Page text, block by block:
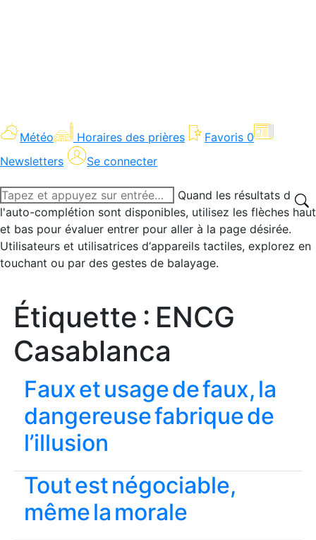
Météo Horaires des prières Favoris 0
Newsletters
Se connecter
Recherche
:
Quand les résultats de
l'auto-complétion sont disponibles, utilisez les flèches haut
et bas pour évaluer entrer pour aller à la page désirée.
Utilisateurs et utilisatrices d‘appareils tactiles, explorez en
touchant ou par des gestes de balayage.
Étiquette : ENCG
Casablanca
Faux et usage de faux, la
dangereuse fabrique de
l’illusion
Tout est négociable,
même la morale